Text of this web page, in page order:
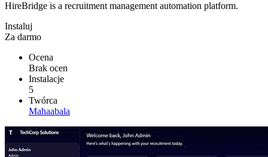
HireBridge is a recruitment management automation platform.
Instaluj
Za darmo
Ocena
Brak ocen
Instalacje
5
Twórca
Mahaabala